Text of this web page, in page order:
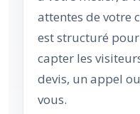
attentes de votre
est structuré
capter les
devis, un appel
vous.